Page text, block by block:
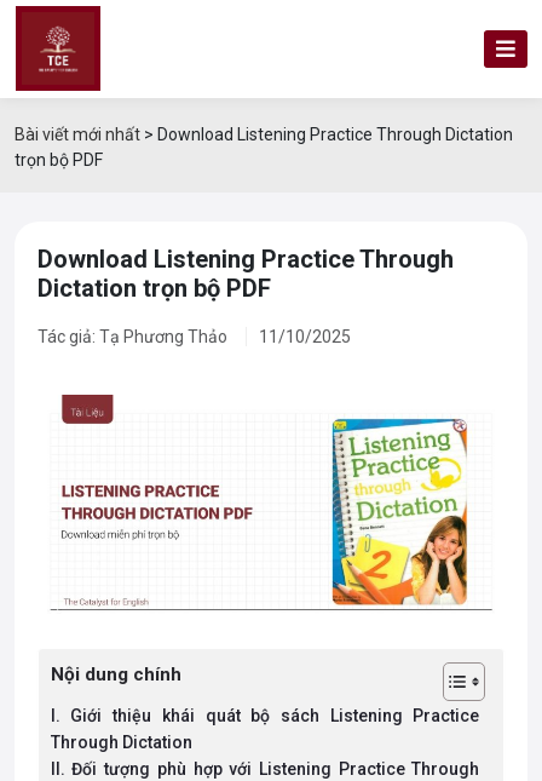
Bài viết mới nhất > Download Listening Practice Through Dictation
trọn bộ PDF
Download Listening Practice Through
Dictation trọn bộ PDF
Tác giả: Tạ Phương Thảo 11/10/2025
Nội dung chính
I. Giới thiệu khái quát bộ sách Listening Practice
Through Dictation
II. Đối tượng phù hợp với Listening Practice Through